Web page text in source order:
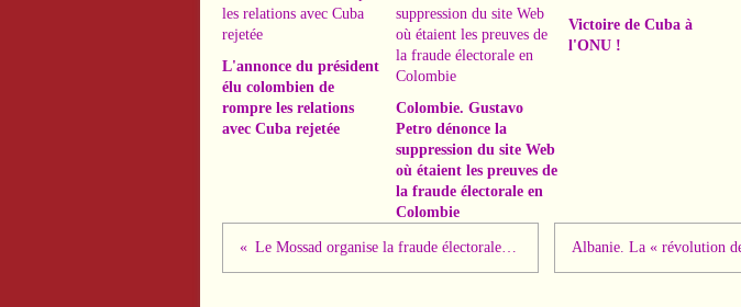
L'annonce du président
élu colombien de
rompre les relations
avec Cuba rejetée
Colombie. Gustavo
Petro dénonce la
suppression du site Web
où étaient les preuves de
la fraude électorale en
Colombie
Victoire de Cuba à
l'ONU !
Le Mossad organise la fraude électorale en Colombie à l'occasion de la présidentielle !